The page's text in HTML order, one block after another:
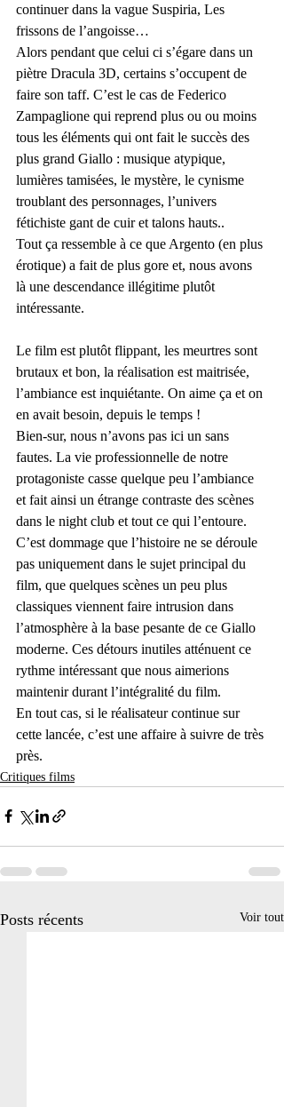
continuer dans la vague Suspiria, Les
frissons de l’angoisse…
Alors pendant que celui ci s’égare dans un
piètre Dracula 3D, certains s’occupent de
faire son taff. C’est le cas de Federico
Zampaglione qui reprend plus ou ou moins
tous les éléments qui ont fait le succès des
plus grand Giallo : musique atypique,
lumières tamisées, le mystère, le cynisme
troublant des personnages, l’univers
fétichiste gant de cuir et talons hauts..
Tout ça ressemble à ce que Argento (en plus
érotique) a fait de plus gore et, nous avons
là une descendance illégitime plutôt
intéressante.
Le film est plutôt flippant, les meurtres sont
brutaux et bon, la réalisation est maitrisée,
l’ambiance est inquiétante. On aime ça et on
en avait besoin, depuis le temps !
Bien-sur, nous n’avons pas ici un sans
fautes. La vie professionnelle de notre
protagoniste casse quelque peu l’ambiance
et fait ainsi un étrange contraste des scènes
dans le night club et tout ce qui l’entoure.
C’est dommage que l’histoire ne se déroule
pas uniquement dans le sujet principal du
film, que quelques scènes un peu plus
classiques viennent faire intrusion dans
l’atmosphère à la base pesante de ce Giallo
moderne. Ces détours inutiles atténuent ce
rythme intéressant que nous aimerions
maintenir durant l’intégralité du film.
En tout cas, si le réalisateur continue sur
cette lancée, c’est une affaire à suivre de très
près.
Critiques films
Posts récents Voir tout